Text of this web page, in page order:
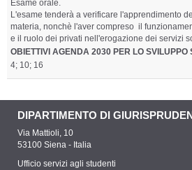
Esame orale.
L'esame tenderà a verificare l'apprendimento
materia, nonchè l'aver compreso il
e il ruolo dei privati nell'erogazione dei servizi
OBIETTIVI AGENDA 2030 PER LO SVILUPPO
4; 10; 16
DIPARTIMENTO DI
Via Mattioli, 10
53100 Siena - Italia
Ufficio servizi agli studenti